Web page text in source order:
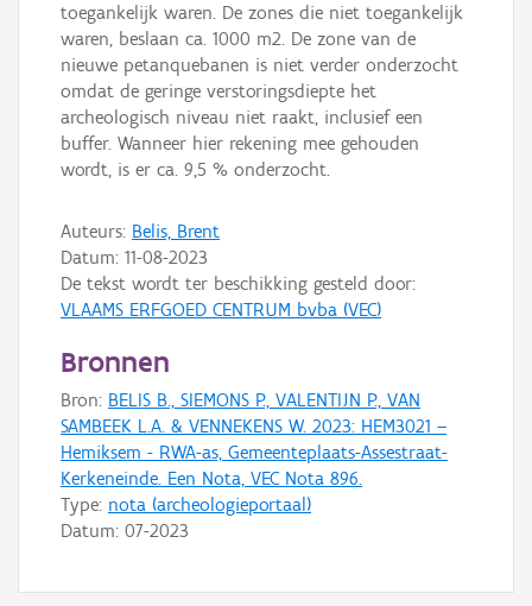
toegankelijk waren. De zones die niet toegankelijk
waren, beslaan ca. 1000 m2. De zone van de
nieuwe petanquebanen is niet verder onderzocht
omdat de geringe verstoringsdiepte het
archeologisch niveau niet raakt, inclusief een
buffer. Wanneer hier rekening mee gehouden
wordt, is er ca. 9,5 % onderzocht.
Auteurs: Belis, Brent
Datum: 11-08-2023
De tekst wordt ter beschikking gesteld door:
VLAAMS ERFGOED CENTRUM bvba (VEC)
Bronnen
Bron: BELIS B., SIEMONS P., VALENTIJN P., VAN
SAMBEEK L.A. & VENNEKENS W. 2023: HEM3021 –
Hemiksem - RWA-as, Gemeenteplaats-Assestraat-
Kerkeneinde. Een Nota, VEC Nota 896.
Type: nota (archeologieportaal)
Datum: 07-2023